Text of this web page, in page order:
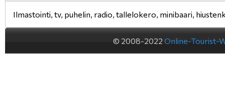
Ilmastointi, tv, puhelin, radio, tallelokero, minibaari,
© 2008-2022 Online-Tourist-